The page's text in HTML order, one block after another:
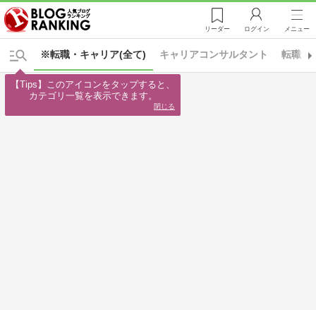
リーダー ログイン メニュー
※転職・キャリア(全て) キャリアコンサルタント 転職活
【Tips】このアイコンをタップすると、
カテゴリ一覧を表示できます。
閉じる